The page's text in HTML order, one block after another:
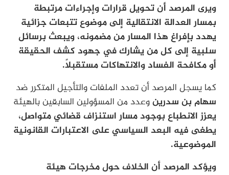
ويرى المرصد أن تحويل قرارات وإجراءات مرتبطة
بمسار العدالة الانتقالية إلى موضوع تتبعات جزائية
يهدد بإفراغ هذا المسار من مضمونه، ويبعث برسائل
سلبية إلى كل من يشارك في جهود كشف الحقيقة
أو مكافحة الفساد والانتهاكات مستقبلاً.
كما يسجل المرصد أن تعدد الملفات والتأجيل المتكرر ضد
سهام بن سدرينوعدد من المسؤولين السابقين بالهيئة
يعزز الانطباع بوجود مسار استنزاف قضائي متواصل،
يطغى فيه البعد السياسي على الاعتبارات القانونية
الموضوعية.
ويؤكد المرصد أن الخلاف حول مخرجات هيئة